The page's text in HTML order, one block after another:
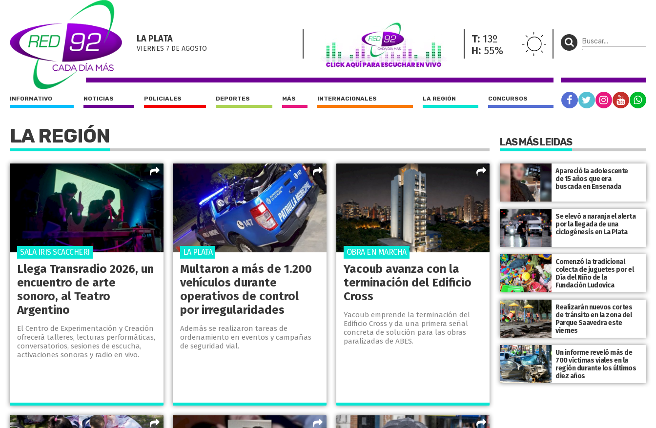
LA PLATA
VIERNES 7 DE AGOSTO
T: 13º
H: 55%
INFORMATIVO NOTICIAS POLICIALES DEPORTES MÁS INTERNACIONALES LA REGIÓN CONCURSOS
LAS MÁS LEIDAS
Apareció la adolescente
de 15 años que era
buscada en Ensenada
Se elevó a naranja el alerta
por la llegada de una
ciclogénesis en La Plata
Comenzó la tradicional
colecta de juguetes por el
Día del Niño de la
Fundación Ludovica
Realizarán nuevos cortes
de tránsito en la zona del
Parque Saavedra este
viernes
Un informe reveló más de
700 víctimas viales en la
región durante los últimos
diez años
LA REGIÓN
Llega Transradio 2026, un
encuentro de arte
sonoro, al Teatro
Argentino
El Centro de Experimentación y Creación
ofrecerá talleres, lecturas performáticas,
conversatorios, sesiones de escucha,
activaciones sonoras y radio en vivo.
SALA IRIS SCACCHERI
Multaron a más de 1.200
vehículos durante
operativos de control
por irregularidades
Además se realizaron tareas de
ordenamiento en eventos y campañas
de seguridad vial.
LA PLATA
Yacoub avanza con la
terminación del Edificio
Cross
Yacoub emprende la terminación del
Edificio Cross y da una primera señal
concreta de solución para las obras
paralizadas de ABES.
OBRA EN MARCHA